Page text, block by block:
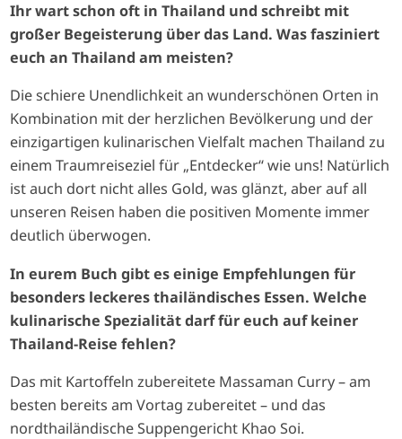
Ihr wart schon oft in Thailand und schreibt mit
großer Begeisterung über das Land. Was fasziniert
euch an Thailand am meisten?
Die schiere Unendlichkeit an wunderschönen Orten in
Kombination mit der herzlichen Bevölkerung und der
einzigartigen kulinarischen Vielfalt machen Thailand zu
einem Traumreiseziel für „Entdecker“ wie uns! Natürlich
ist auch dort nicht alles Gold, was glänzt, aber auf all
unseren Reisen haben die positiven Momente immer
deutlich überwogen.
In eurem Buch gibt es einige Empfehlungen für
besonders leckeres thailändisches Essen. Welche
kulinarische Spezialität darf für euch auf keiner
Thailand-Reise fehlen?
Das mit Kartoffeln zubereitete Massaman Curry – am
besten bereits am Vortag zubereitet – und das
nordthailändische Suppengericht Khao Soi.